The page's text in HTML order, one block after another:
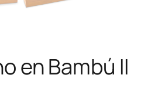
en Bambú II